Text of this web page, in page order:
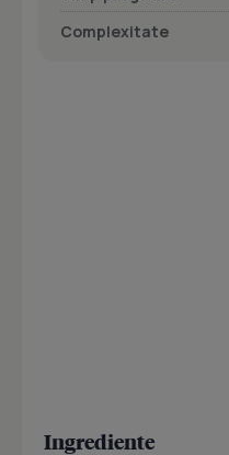
Complexitate
Ingrediente